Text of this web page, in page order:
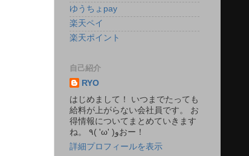
ゆうちょpay
楽天ペイ
楽天ポイント
自己紹介
RYO
はじめまして！ いつまでたっても
給料が上がらない会社員です。 お
得情報についてまとめていきます
ね。 ٩( 'ω' )وおー！
詳細プロフィールを表示